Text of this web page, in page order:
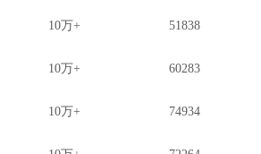
10万+ 51838
10万+ 60283
10万+ 74934